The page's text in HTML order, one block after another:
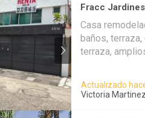
distribución,
espacios
Planta baja:
madera de
cantina
americana
refrigerador,
Fracc
Casa
baños,
terraza,
Actualizado
Victoria